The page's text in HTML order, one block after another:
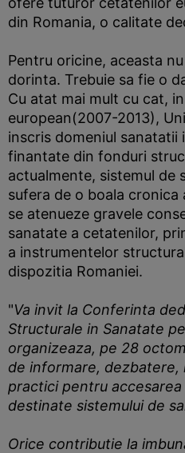
din Romania, o calitate
Pentru oricine, aceasta
dorinta. Trebuie sa fie o
Cu atat mai mult cu cat,
european(2007-2013),
inscris domeniul
finantate din fonduri
actualmente, sistemul de
sufera de o boala
se atenueze gravele
sanatate a cetatenilor,
a instrumentelor
dispozitia Romaniei.
"Va invit la Conferinta
Structurale in Sanatate
organizeaza, pe 28
de informare, dezbatere,
practici pentru
destinate sistemului de
Orice contributie la